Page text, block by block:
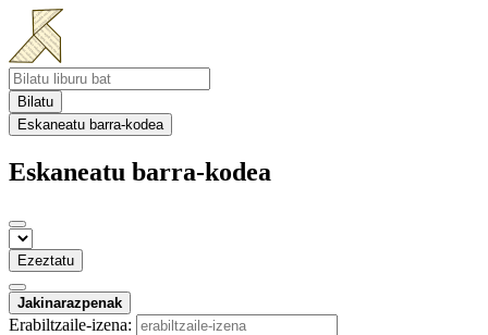
Bilatu
Eskaneatu barra-kodea
Eskaneatu barra-kodea
Ezeztatu
Jakinarazpenak
Erabiltzaile-izena: